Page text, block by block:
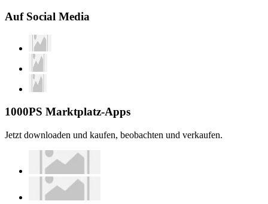
Auf Social Media
1000PS Marktplatz-Apps
Jetzt downloaden und kaufen, beobachten und verkaufen.